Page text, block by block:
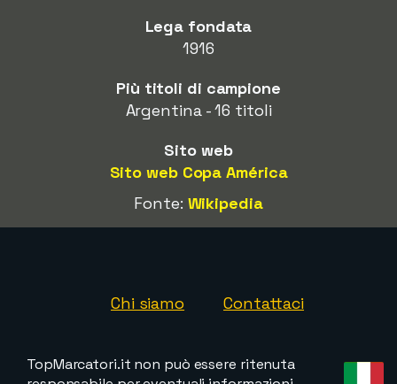
Lega fondata
1916
Più titoli di campione
Argentina - 16 titoli
Sito web
Sito web Copa América
Fonte: Wikipedia
Chi siamo Contattaci
TopMarcatori.it non può essere ritenuta